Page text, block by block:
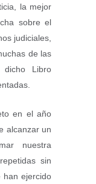
la mejor
sobre el
judiciales,
de las
dicho Libro
en el año
alcanzar un
nuestra
sin
han ejercido